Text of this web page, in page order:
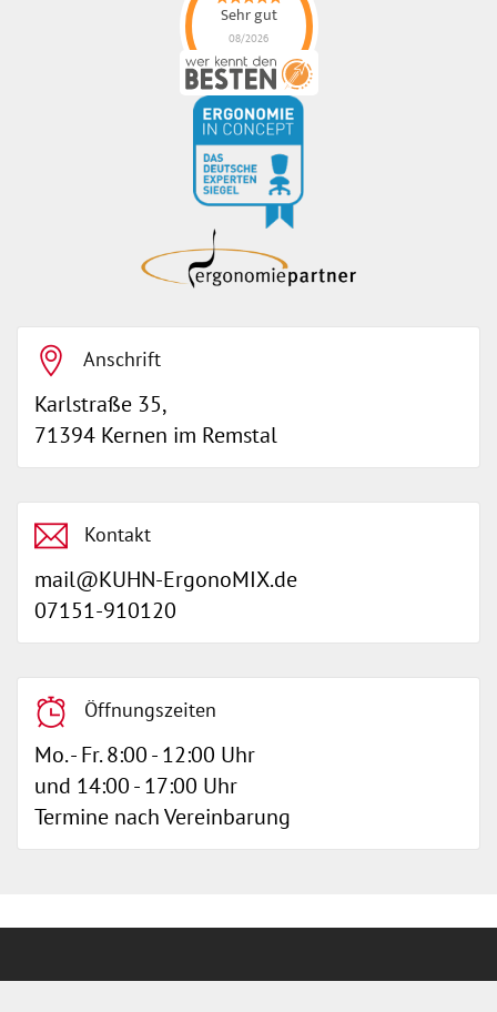
Sehr gut
08/2026
ErgonoMIX GmbHhat
4.96von5Sternen |
105ErgonoMIX
GmbHBewertungen
auf
werkenntdenBESTEN.de
Anschrift
Karlstraße 35,
71394 Kernen im Remstal
Kontakt
mail@KUHN-ErgonoMIX.de
07151-910120
Öffnungszeiten
Mo. - Fr. 8:00 - 12:00 Uhr
und 14:00 - 17:00 Uhr
Termine nach Vereinbarung